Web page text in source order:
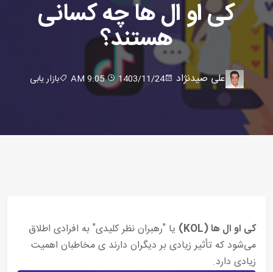
کی او ال ها چه کسانی
هستند؟
علی صیدنژاد 1403/11/24
9:05 AM بازار یابی
کی او ال ها (KOL)
یا "رهبران نظر کلیدی" به افرادی اطلاق
می‌شود که تأثیر زیادی بر دیگران دارند ی مخاطبان اهمیت
زیادی دارد.